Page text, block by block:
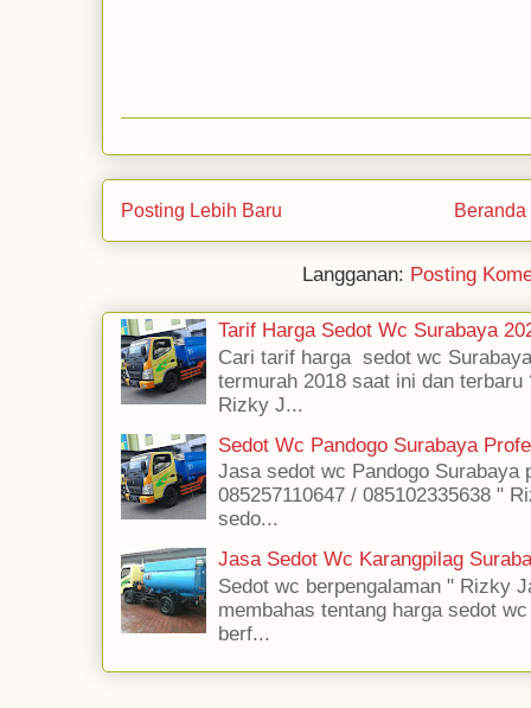
Posting Lebih Baru Beranda
Langganan: Posting
Tarif Harga Sedot Wc Surabaya
Cari tarif harga sedot wc
termurah 2018 saat ini dan
Rizky J...
Sedot Wc Pandogo Surabaya
Jasa sedot wc Pandogo Surabaya
085257110647 / 085102335638 "
sedo...
Jasa Sedot Wc Karangpilag
Sedot wc berpengalaman " Rizky
membahas tentang harga sedot
berf...